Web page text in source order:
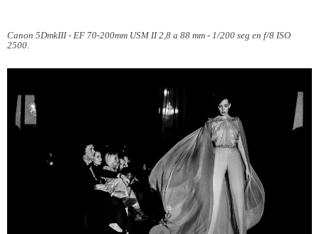
Canon 5DmkIII - EF 70-200mm USM II 2,8 a 88 mm - 1/200 seg en f/8 ISO
2500.